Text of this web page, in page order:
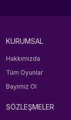
KURUMSAL
Hakkımızda
Tüm Oyunlar
Bayimiz Ol
SÖZLEŞMELER